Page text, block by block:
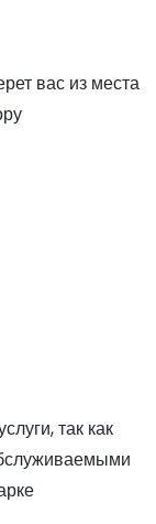
вас из места
так как